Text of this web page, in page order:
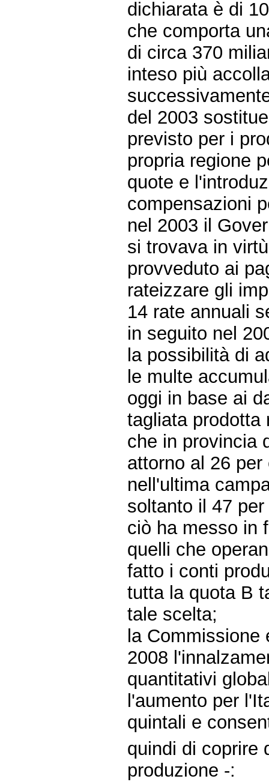
dichiarata è di
che comporta
di circa 370
inteso più
del 2003
previsto per i
propria regione
quote e
compensazioni
nel 2003 il
si trovava in
provveduto ai
rateizzare gli
14 rate annuali
in seguito nel
la possibilità di
le multe
oggi in base ai
tagliata prodotta
che in provincia
attorno al 26
nell'ultima
soltanto il 47
ciò ha messo in
quelli che
fatto i conti
tutta la quota B
tale scelta;
la Commissione
2008
quantitativi
l'aumento per
quintali e
quindi di coprire
produzione -: